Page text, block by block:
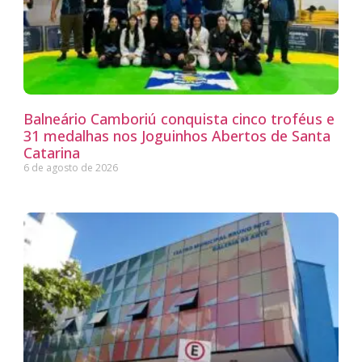
Balneário Camboriú conquista cinco troféus e
31 medalhas nos Joguinhos Abertos de Santa
Catarina
6 de agosto de 2026